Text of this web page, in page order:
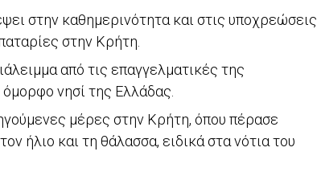
στην καθημερινότητα και στις υποχρεώσεις
στην Κρήτη.
από τις επαγγελματικές της
νησί της Ελλάδας.
μέρες στην Κρήτη, όπου πέρασε
ήλιο και τη θάλασσα, ειδικά στα νότια του